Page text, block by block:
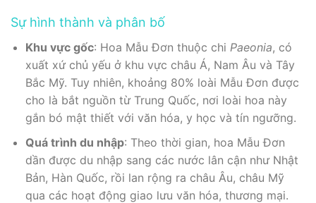
Sự hình thành và phân bố
Khu vực gốc: Hoa Mẫu Đơn thuộc chi Paeonia, có
xuất xứ chủ yếu ở khu vực châu Á, Nam Âu và Tây
Bắc Mỹ. Tuy nhiên, khoảng 80% loài Mẫu Đơn được
cho là bắt nguồn từ Trung Quốc, nơi loài hoa này
gắn bó mật thiết với văn hóa, y học và tín ngưỡng.
Quá trình du nhập: Theo thời gian, hoa Mẫu Đơn
dần được du nhập sang các nước lân cận như Nhật
Bản, Hàn Quốc, rồi lan rộng ra châu Âu, châu Mỹ
qua các hoạt động giao lưu văn hóa, thương mại.